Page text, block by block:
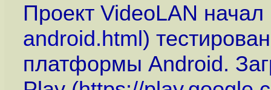
Проект VideoLAN начал
android.html)
платформы Android.